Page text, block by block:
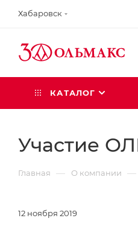
Хабаровск
КАТАЛОГ
Участие
Главная — О компании —
12 ноября 2019